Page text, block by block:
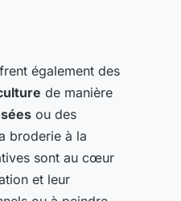
également des
de manière
ou des
broderie à la
sont au cœur
et leur